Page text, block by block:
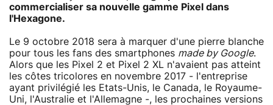
commercialiser sa nouvelle gamme Pixel dans
l'Hexagone.
Le 9 octobre 2018 sera à marquer d'une pierre blanche
pour tous les fans des smartphones made by Google.
Alors que les Pixel 2 et Pixel 2 XL n'avaient pas atteint
les côtes tricolores en novembre 2017 - l'entreprise
ayant privilégié les Etats-Unis, le Canada, le Royaume-
Uni, l'Australie et l'Allemagne -, les prochaines versions